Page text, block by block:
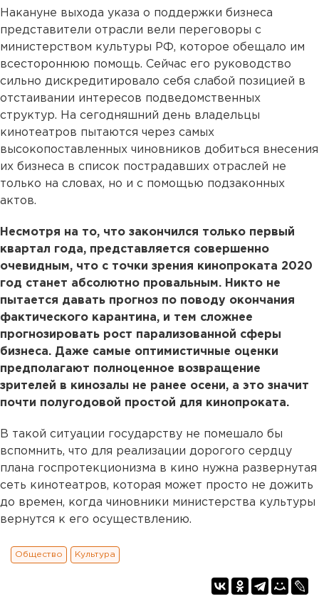
Накануне выхода указа о поддержки бизнеса
представители отрасли вели переговоры с
министерством культуры РФ, которое обещало им
всестороннюю помощь. Сейчас его руководство
сильно дискредитировало себя слабой позицией в
отстаивании интересов подведомственных
структур. На сегодняшний день владельцы
кинотеатров пытаются через самых
высокопоставленных чиновников добиться внесения
их бизнеса в список пострадавших отраслей не
только на словах, но и с помощью подзаконных
актов.
Несмотря на то, что закончился только первый
квартал года, представляется совершенно
очевидным, что с точки зрения кинопроката 2020
год станет абсолютно провальным. Никто не
пытается давать прогноз по поводу окончания
фактического карантина, и тем сложнее
прогнозировать рост парализованной сферы
бизнеса. Даже самые оптимистичные оценки
предполагают полноценное возвращение
зрителей в кинозалы не ранее осени, а это значит
почти полугодовой простой для кинопроката.
В такой ситуации государству не помешало бы
вспомнить, что для реализации дорогого сердцу
плана госпротекционизма в кино нужна развернутая
сеть кинотеатров, которая может просто не дожить
до времен, когда чиновники министерства культуры
вернутся к его осуществлению.
Общество Культура